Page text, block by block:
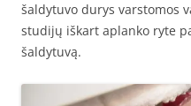
šaldytuvo durys varstomos
studijų iškart aplanko ryte
šaldytuvą.